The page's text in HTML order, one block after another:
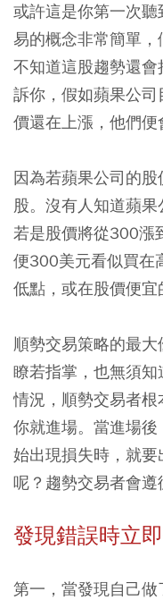
或許這是你第一次
易的概念非常簡單
不知道這股趨勢還
訴你，假如蘋果公
價還在上漲，他們便
因為若蘋果公司的
股。沒有人知道蘋
若是股價將從300
便300美元看似買在
低點，或在股價便宜
順勢交易策略的最
瞭若指掌，也無須
情況，順勢交易者根
你就進場。當進場
始出現損失時，就
呢？趨勢交易者會遵
發現錯誤時立
第一，當發現自己